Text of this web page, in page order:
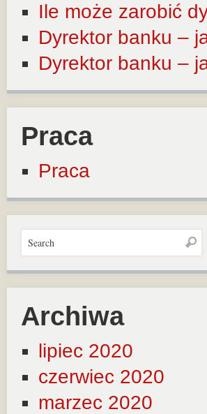
Ile może zarobić
Dyrektor banku –
Dyrektor banku –
Praca
Praca
Archiwa
lipiec 2020
czerwiec 2020
marzec 2020